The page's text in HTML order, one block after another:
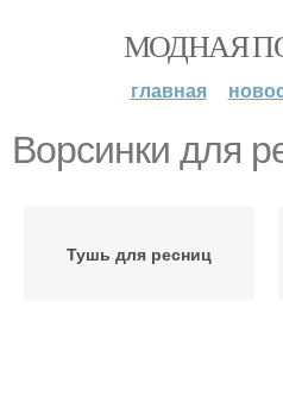
МОДНАЯ
главная
Ворсинки для
Тушь для ресниц